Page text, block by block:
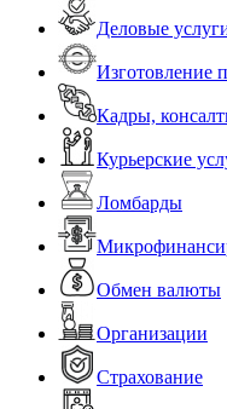
Деловые
Изготовление
Кадры,
Курьерские
Ломбарды
Обмен валюты
Организации
Страхование